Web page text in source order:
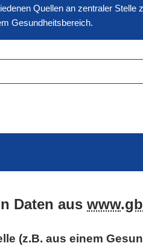
Quellen an zentraler
Gesundheitsbereich.
Daten aus www.
(z.B. aus einem